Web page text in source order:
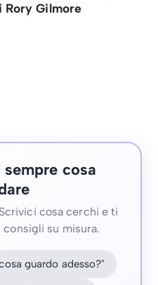
Rory Gilmore
cosa
cosa cerchi e ti
su misura.
guardo adesso?"